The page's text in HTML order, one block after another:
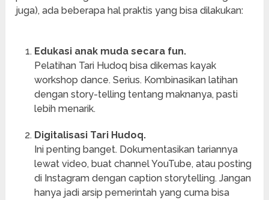
juga), ada beberapa hal praktis yang bisa dilakukan:
Edukasi anak muda secara fun.
Pelatihan Tari Hudoq bisa dikemas kayak
workshop dance. Serius. Kombinasikan latihan
dengan story-telling tentang maknanya, pasti
lebih menarik.
Digitalisasi Tari Hudoq.
Ini penting banget. Dokumentasikan tariannya
lewat video, buat channel YouTube, atau posting
di Instagram dengan caption storytelling. Jangan
hanya jadi arsip pemerintah yang cuma bisa